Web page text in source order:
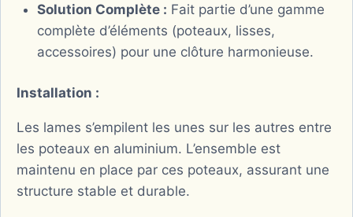
Solution Complète : Fait partie d’une gamme
complète d’éléments (poteaux, lisses,
accessoires) pour une clôture harmonieuse.
Installation :
Les lames s’empilent les unes sur les autres entre
les poteaux en aluminium. L’ensemble est
maintenu en place par ces poteaux, assurant une
structure stable et durable.